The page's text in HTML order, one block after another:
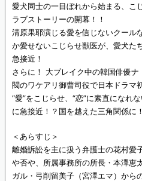
愛犬同士の一目ぼれから始まる、こ
ラブストーリーの開幕！！
清原果耶演じる愛を信じないクール
か愛せないこじらせ獣医が、愛犬た
急接近！
さらに！ 大ブレイク中の韓国俳優
閥のワケアリ御曹司役で日本ドラマ
“愛”をこじらせ、“恋”に素直になれ
に急接近！？国を越えた三角関係に！
＜あらすじ＞
離婚訴訟を主に扱う弁護士の花村愛
や否や、所属事務所の所長・本澤恵
ガル・弓削留美子（宮澤エマ）から